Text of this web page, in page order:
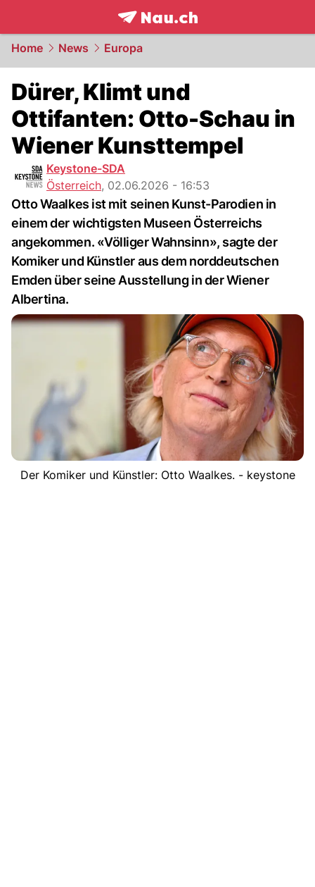
frontpage.NAU.ch
Home News Europa
Dürer, Klimt und
Ottifanten: Otto-Schau in
Wiener Kunsttempel
Keystone-SDA
Österreich, 02.06.2026 - 16:53
Otto Waalkes ist mit seinen Kunst-Parodien in
einem der wichtigsten Museen Österreichs
angekommen. «Völliger Wahnsinn», sagte der
Komiker und Künstler aus dem norddeutschen
Emden über seine Ausstellung in der Wiener
Albertina.
Der Komiker und Künstler: Otto Waalkes. - keystone